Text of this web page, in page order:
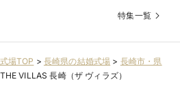
特集一覧
場TOP > 長崎県の結婚式場 > 長崎市・県
THE VILLAS 長崎（ザ ヴィラズ）